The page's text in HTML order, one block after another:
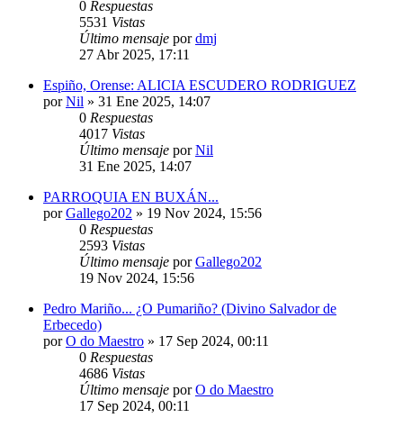
0 Respuestas
5531 Vistas
Último mensaje pordmj
27 Abr 2025, 17:11
Espiño, Orense: ALICIA ESCUDERO RODRIGUEZ
porNil » 31 Ene 2025, 14:07
0 Respuestas
4017 Vistas
Último mensaje porNil
31 Ene 2025, 14:07
PARROQUIA EN BUXÁN...
porGallego202 » 19 Nov 2024, 15:56
0 Respuestas
2593 Vistas
Último mensaje porGallego202
19 Nov 2024, 15:56
Pedro Mariño... ¿O Pumariño? (Divino Salvador de
Erbecedo)
porO do Maestro » 17 Sep 2024, 00:11
0 Respuestas
4686 Vistas
Último mensaje porO do Maestro
17 Sep 2024, 00:11